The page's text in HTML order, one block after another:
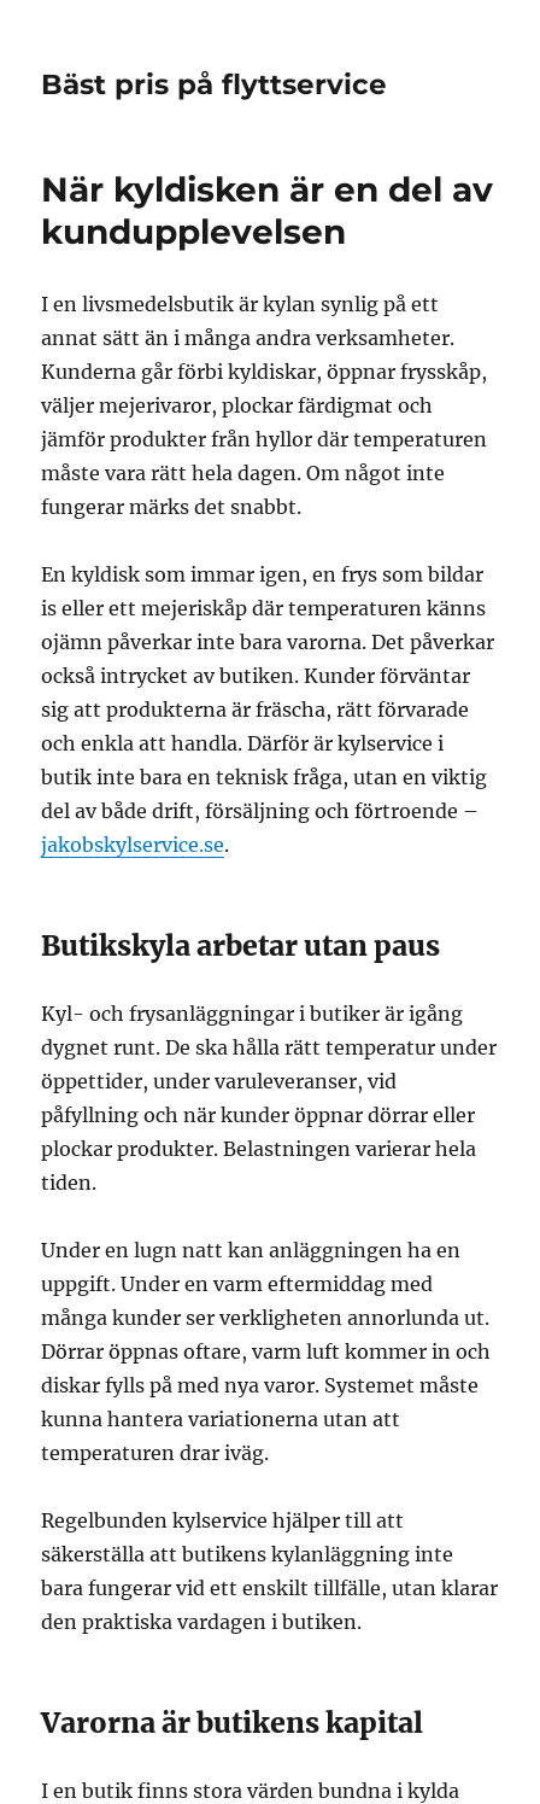
Bäst pris på flyttservice
När kyldisken är en del av
kundupplevelsen
I en livsmedelsbutik är kylan synlig på ett
annat sätt än i många andra verksamheter.
Kunderna går förbi kyldiskar, öppnar frysskåp,
väljer mejerivaror, plockar färdigmat och
jämför produkter från hyllor där temperaturen
måste vara rätt hela dagen. Om något inte
fungerar märks det snabbt.
En kyldisk som immar igen, en frys som bildar
is eller ett mejeriskåp där temperaturen känns
ojämn påverkar inte bara varorna. Det påverkar
också intrycket av butiken. Kunder förväntar
sig att produkterna är fräscha, rätt förvarade
och enkla att handla. Därför är kylservice i
butik inte bara en teknisk fråga, utan en viktig
del av både drift, försäljning och förtroende –
jakobskylservice.se.
Butikskyla arbetar utan paus
Kyl- och frysanläggningar i butiker är igång
dygnet runt. De ska hålla rätt temperatur under
öppettider, under varuleveranser, vid
påfyllning och när kunder öppnar dörrar eller
plockar produkter. Belastningen varierar hela
tiden.
Under en lugn natt kan anläggningen ha en
uppgift. Under en varm eftermiddag med
många kunder ser verkligheten annorlunda ut.
Dörrar öppnas oftare, varm luft kommer in och
diskar fylls på med nya varor. Systemet måste
kunna hantera variationerna utan att
temperaturen drar iväg.
Regelbunden kylservice hjälper till att
säkerställa att butikens kylanläggning inte
bara fungerar vid ett enskilt tillfälle, utan klarar
den praktiska vardagen i butiken.
Varorna är butikens kapital
I en butik finns stora värden bundna i kylda